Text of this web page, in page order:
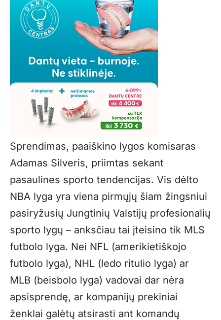
Sprendimas, paaiškino lygos komisaras
Adamas Silveris, priimtas sekant
pasaulines sporto tendencijas. Vis dėlto
NBA lyga yra viena pirmųjų šiam žingsniui
pasiryžusių Jungtinių Valstijų profesionalių
sporto lygų – anksčiau tai įteisino tik MLS
futbolo lyga. Nei NFL (amerikietiškojo
futbolo lyga), NHL (ledo ritulio lyga) ar
MLB (beisbolo lyga) vadovai dar nėra
apsisprendę, ar kompanijų prekiniai
ženklai galėtų atsirasti ant komandų